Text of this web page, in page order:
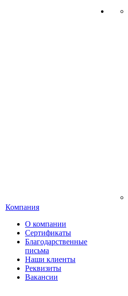
Компания
О компании
Сертификаты
Благодарственные
письма
Наши клиенты
Реквизиты
Вакансии